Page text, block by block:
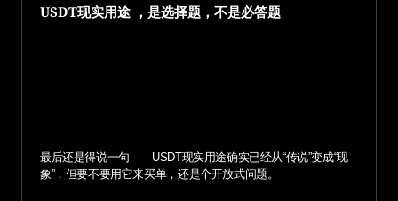
USDT现实用途 ，是选择题，不是必答题
最后还是得说一句——USDT现实用途确实已经从“传说”变成“现
象”，但要不要用它来买单，还是个开放式问题。